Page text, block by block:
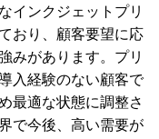
インクジェットプリ
おり、顧客要望に応
みがあります。プリ
入経験のない顧客で
最適な状態に調整さ
で今後、高い需要が